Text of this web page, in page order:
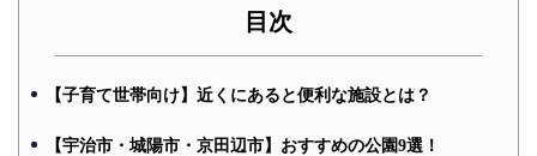
目次
【子育て世帯向け】近くにあると便利な施設とは？
【宇治市・城陽市・京田辺市】おすすめの公園9選！